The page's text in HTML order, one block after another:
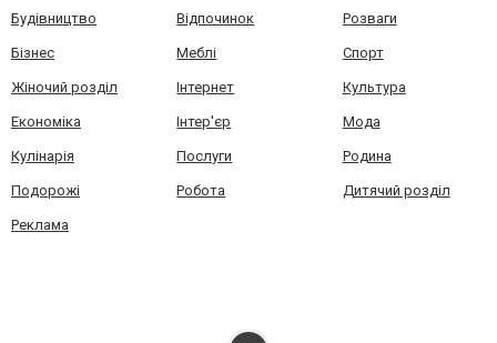
Будівництво Відпочинок Розваги
Бізнес Меблі Спорт
Жіночий розділ Інтернет Культура
Економіка Інтер'єр Мода
Кулінарія Послуги Родина
Подорожі Робота Дитячий розділ
Реклама